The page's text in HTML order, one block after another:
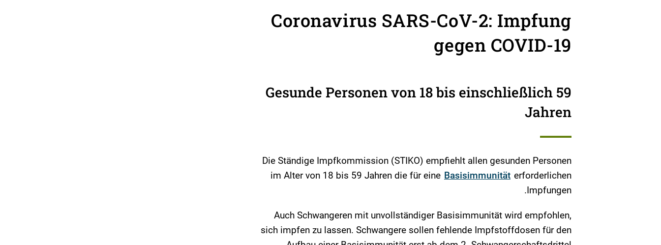
Coronavirus SARS-CoV-2: Impfung
gegen COVID-19
Gesunde Personen von 18 bis einschließlich 59
Jahren
Die Ständige Impfkommission (STIKO) empfiehlt allen gesunden Personen
im Alter von 18 bis 59 Jahren die für eine Basisimmunität erforderlichen
Impfungen.
Auch Schwangeren mit unvollständiger Basisimmunität wird empfohlen,
sich impfen zu lassen. Schwangere sollen fehlende Impfstoffdosen für den